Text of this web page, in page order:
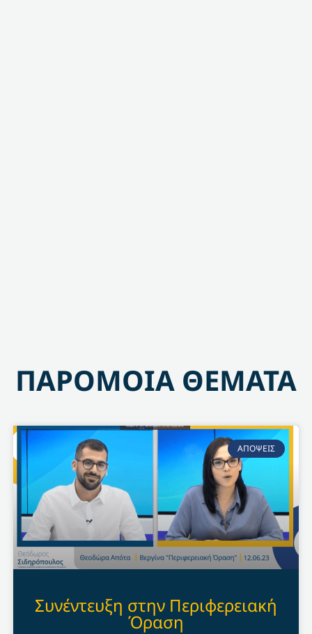
ΠΑΡΟΜΟΙΑ ΘΕΜΑΤΑ
ΑΠΟΨΕΙΣ
Συνέντευξη στην Περιφερειακή
Όραση